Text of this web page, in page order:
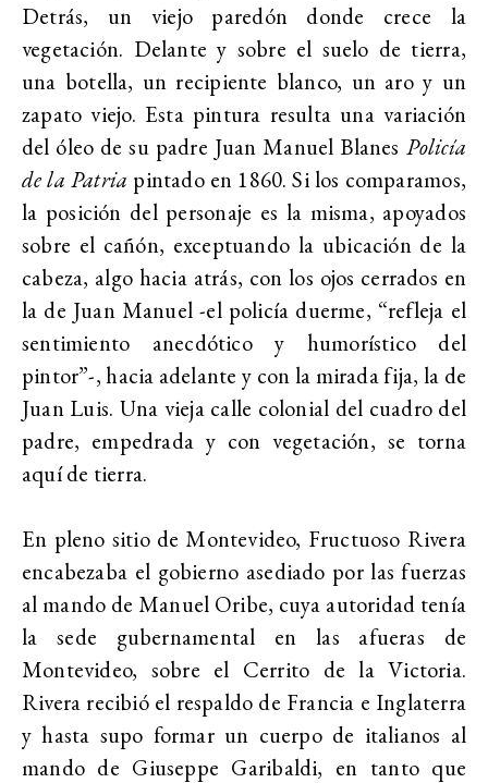
Detrás, un viejo paredón donde crece la
vegetación. Delante y sobre el suelo de tierra,
una botella, un recipiente blanco, un aro y un
zapato viejo. Esta pintura resulta una variación
del óleo de su padre Juan Manuel Blanes Policía
de la Patria pintado en 1860. Si los comparamos,
la posición del personaje es la misma, apoyados
sobre el cañón, exceptuando la ubicación de la
cabeza, algo hacia atrás, con los ojos cerrados en
la de Juan Manuel -el policía duerme, “refleja el
sentimiento anecdótico y humorístico del
pintor”-, hacia adelante y con la mirada fija, la de
Juan Luis. Una vieja calle colonial del cuadro del
padre, empedrada y con vegetación, se torna
aquí de tierra.
En pleno sitio de Montevideo, Fructuoso Rivera
encabezaba el gobierno asediado por las fuerzas
al mando de Manuel Oribe, cuya autoridad tenía
la sede gubernamental en las afueras de
Montevideo, sobre el Cerrito de la Victoria.
Rivera recibió el respaldo de Francia e Inglaterra
y hasta supo formar un cuerpo de italianos al
mando de Giuseppe Garibaldi, en tanto que